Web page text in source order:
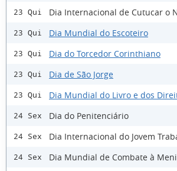
23 Qui Dia Internacional de Cutucar o
23 Qui Dia Mundial do Escoteiro
23 Qui Dia do Torcedor Corinthiano
23 Qui Dia de São Jorge
23 Qui Dia Mundial do Livro e dos
24 Sex Dia do Penitenciário
24 Sex Dia Internacional do Jovem
24 Sex Dia Mundial de Combate à